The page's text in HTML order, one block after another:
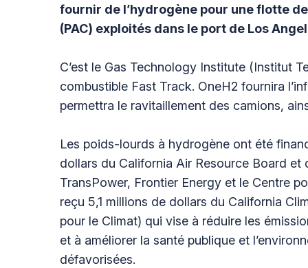
fournir de l’hydrogène pour une flotte
(PAC) exploités dans le port de Los
C’est le Gas Technology Institute (Institut
combustible Fast Track. OneH2 fournira
permettra le ravitaillement des camions,
Les poids-lourds à hydrogène ont été
dollars du California Air Resource Board
TransPower, Frontier Energy et le Centre
reçu 5,1 millions de dollars du California
pour le Climat) qui vise à réduire les
et à améliorer la santé publique et
défavorisées.